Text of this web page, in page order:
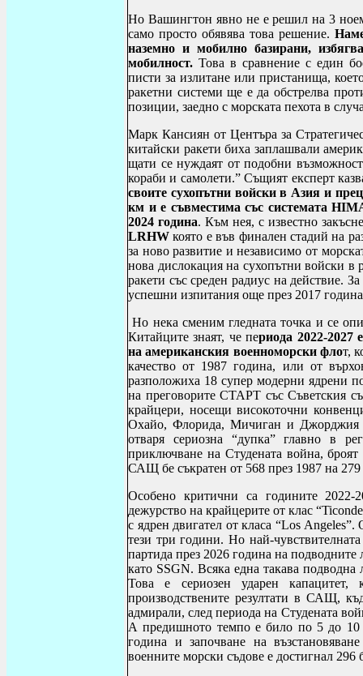
Но Вашингтон явно не е решил на 3
само просто обявява това решение.
наземно и мобилно базирани,
мобилност. Това в сравнение с един
писти за излитане или пристанища,
ракетни системи ще е да обстрелва
позиции, заедно с морската пехота в
Марк Кансиян от Центъра за
китайски ракети биха заплашвали
щати се нуждаят от подобни
кораби и самолети.” Същият експерт
своите сухопътни войски в Азия и
км и е съвместима със системата
2024 година. Към нея, с известно
LRHW която е във финален стадий на
за ново развитие и независимо от
нова дислокация на сухопътни войски
ракети със среден радиус на действие.
успешни изпитания още през 2017
Но нека сменим гледната точка и се
Китайците знаят, че периода 2022-2027
на американския военноморски флот,
качество от 1987 година, или от
разположиха 18 супер модерни ядрени
на преговорите СТАРТ със Съветския
крайцери, носещи високоточни
Охайо, Флорида, Мичиган и Джорджия
отваря сериозна “дупка” главно в
приключване на Студената война,
САЩ бе съкратен от 568 през 1987 на 279
Особено критични са годините 2022-
дежурство на крайцерите от клас “
с ядрен двигател от класа “Los Angeles”.
тези три години. Но най-
партида през 2026 година на подводните
като SSGN. Всяка една такава
Това е сериозен ударен
производствените резултати в САЩ,
адмирали, след периода на Студената
А предишното темпо е било по 5 до 10
година и започване на
военните морски съдове е достигнал 296